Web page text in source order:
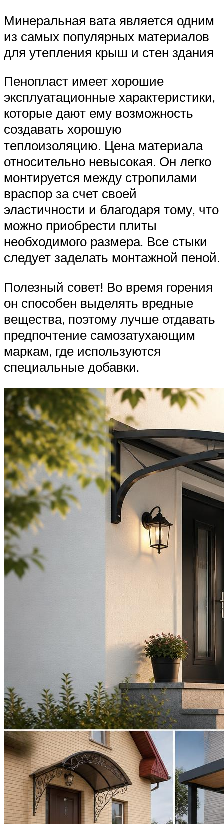
Минеральная вата является одним
из самых популярных материалов
для утепления крыш и стен здания
Пенопласт имеет хорошие
эксплуатационные характеристики,
которые дают ему возможность
создавать хорошую
теплоизоляцию. Цена материала
относительно невысокая. Он легко
монтируется между стропилами
враспор за счет своей
эластичности и благодаря тому, что
можно приобрести плиты
необходимого размера. Все стыки
следует заделать монтажной пеной.
Полезный совет! Во время горения
он способен выделять вредные
вещества, поэтому лучше отдавать
предпочтение самозатухающим
маркам, где используются
специальные добавки.